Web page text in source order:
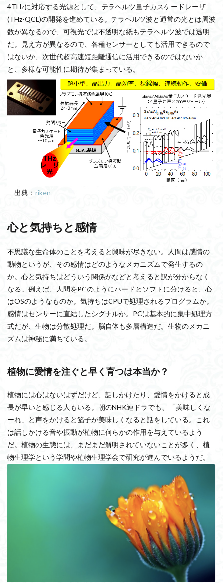
4THzに対応する光源として、テラヘルツ量子カスケードレーザ
(THz-QCL)の開発を進めている。テラヘルツ波と通常の光とは周波
数が異なるので、可視光では不透明な紙もテラヘルツ波では透明
だ。見え方が異なるので、各種センサーとしても活用できるので
はないか、次世代超高速短距離通信に活用できるのではないか
と、多様な可能性に期待が集まっている。
出典： riken
心と気持ちと感情
不思議な生命体のことを考えると興味が尽きない。人間は感情の
動物というが、その感情はどのようなメカニズムで発生するの
か。心と気持ちはどういう関係かなどと考えると訳が分からなく
なる。例えば、人間をPCのようにハードとソフトに分けると、心
はOSのようなものか。気持ちはCPUで処理されるプログラムか。
感情はセンサーに直結したシグナルか。PCは基本的に集中処理方
式だが、生物は分散処理だ。脳自体も多層構造だ。生物のメカニ
ズムは神秘に満ちている。
植物に愛情を注ぐと早く育つは本当か？
植物には心はないはずだけど、話しかけたり、愛情をかけると成
長が早いと感じる人もいる。朝のNHK連ドラでも、「美味しくな
ーれ」と声をかけると餡子が美味しくなると話をしている。これ
は話しかける音や振動が植物に何らかの作用を与えているよう
だ。植物の生態には、まだまだ解明されていないことが多く、植
物生理学という学問や植物生理学会で研究が進んでいるようだ。